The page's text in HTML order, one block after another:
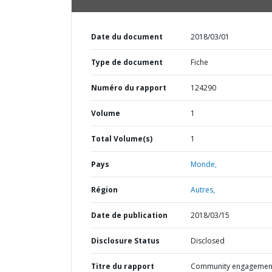
Date du document 2018/03/01
Type de document Fiche
Numéro du rapport 124290
Volume 1
Total Volume(s) 1
Pays Monde,
Région Autres,
Date de publication 2018/03/15
Disclosure Status Disclosed
Titre du rapport
Community